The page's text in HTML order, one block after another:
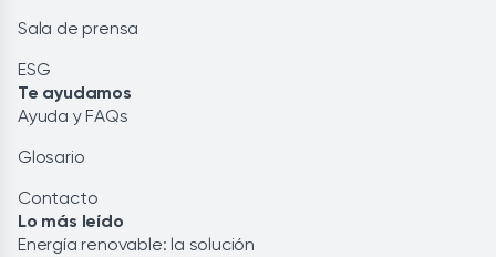
Sala de prensa
ESG
Te ayudamos
Ayuda y FAQs
Glosario
Contacto
Lo más leído
Energía renovable: la solución